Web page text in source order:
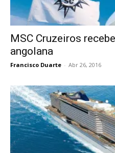
MSC Cruzeiros
angolana
Francisco Duarte - Abr 26, 2016